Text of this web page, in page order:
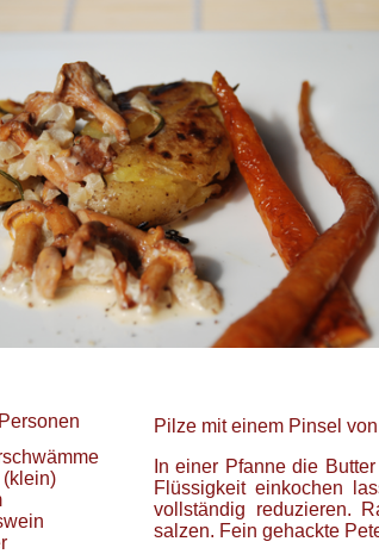
Personen
(klein)
Pilze mit einem Pinsel
In einer Pfanne die
Flüssigkeit einkochen
vollständig reduzieren.
salzen. Fein gehackte